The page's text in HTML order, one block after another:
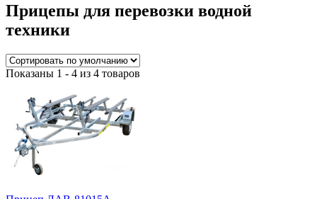
Прицепы для перевозки водной
техники
Показаны 1 - 4 из 4 товаров